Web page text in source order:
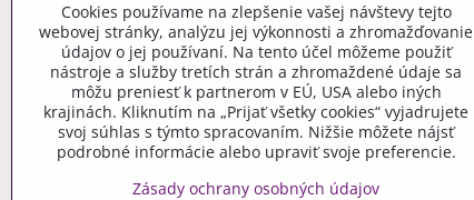
Cookies používame na zlepšenie vašej návštevy tejto
webovej stránky, analýzu jej výkonnosti a zhromažďovanie
údajov o jej používaní. Na tento účel môžeme použiť
nástroje a služby tretích strán a zhromaždené údaje sa
môžu preniesť k partnerom v EÚ, USA alebo iných
krajinách. Kliknutím na „Prijať všetky cookies“ vyjadrujete
svoj súhlas s týmto spracovaním. Nižšie môžete nájsť
podrobné informácie alebo upraviť svoje preferencie.
Zásady ochrany osobných údajov